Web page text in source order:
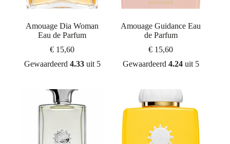
Amouage Dia Woman
Eau de Parfum
€ 15,60
Gewaardeerd 4.33uit 5
Amouage Guidance Eau
de Parfum
€ 15,60
Gewaardeerd 4.24uit 5